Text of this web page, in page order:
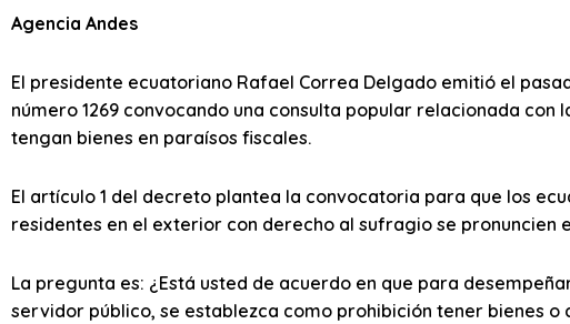
Agencia Andes
El presidente ecuatoriano Rafael Correa Delgado emitió el
número 1269 convocando una consulta popular relacionada
tengan bienes en paraísos fiscales.
El artículo 1 del decreto plantea la convocatoria para que los
residentes en el exterior con derecho al sufragio se pronuncien
La pregunta es: ¿Está usted de acuerdo en que para
servidor público, se establezca como prohibición tener bienes